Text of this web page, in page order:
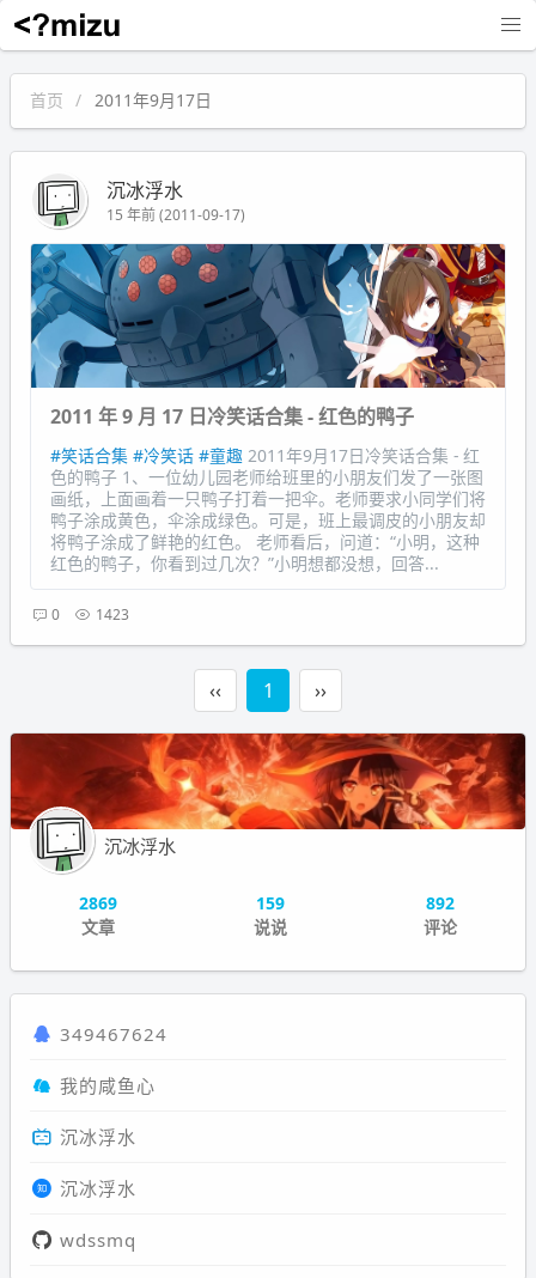
沉冰浮水
首页 2011年9月17日
沉冰浮水
15 年前 (2011-09-17)
2011 年 9 月 17 日冷笑话合集 - 红色的鸭子
#笑话合集 #冷笑话 #童趣 2011年9月17日冷笑话合集 - 红
色的鸭子 1、一位幼儿园老师给班里的小朋友们发了一张图
画纸，上面画着一只鸭子打着一把伞。老师要求小同学们将
鸭子涂成黄色，伞涂成绿色。可是，班上最调皮的小朋友却
将鸭子涂成了鲜艳的红色。 老师看后，问道：“小明，这种
红色的鸭子，你看到过几次？”小明想都没想，回答...
0 1423
‹‹ 1 ››
沉冰浮水
2869
文章
159
说说
892
评论
349467624
我的咸鱼心
沉冰浮水
沉冰浮水
wdssmq